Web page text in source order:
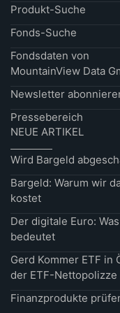
Produkt-Suche
Fonds-Suche
Fondsdaten von
MountainView Data
Newsletter
Pressebereich
NEUE ARTIKEL
Wird Bargeld
Bargeld: Warum wir
kostet
Der digitale Euro:
bedeutet
Gerd Kommer ETF in
der ETF-Nettopolizze
Finanzprodukte